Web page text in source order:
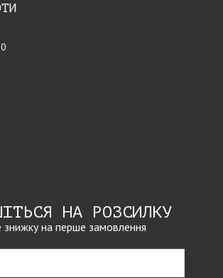
НА РОЗСИЛКУ
знижку на перше замовлення